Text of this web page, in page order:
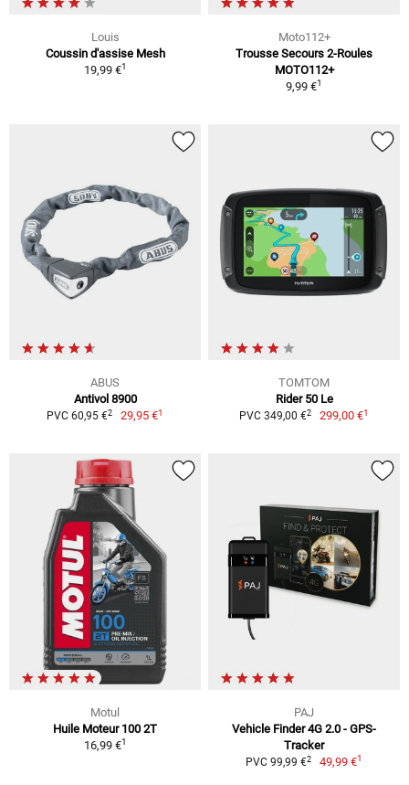
Louis
Coussin d'assise Mesh
19,99 €1
Moto112+
Trousse Secours 2-Roules
MOTO112+
9,99 €1
ABUS
Antivol 8900
PVC 60,95 €2 29,95 €1
TOMTOM
Rider 50 Le
PVC 349,00 €2 299,00 €1
Motul
Huile Moteur 100 2T
16,99 €1
PAJ
Vehicle Finder 4G 2.0 - GPS-
Tracker
PVC 99,99 €2 49,99 €1